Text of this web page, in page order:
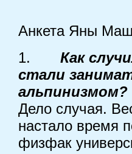
Анкета Яны
1. Как
стали
альпинизмом?
Дело случая.
настало время
физфак